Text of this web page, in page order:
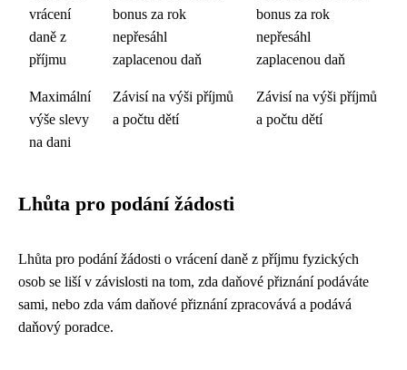
vrácení
daně z
příjmu
bonus za rok
nepřesáhl
zaplacenou daň
bonus za rok
nepřesáhl
zaplacenou daň
Maximální
výše slevy
na dani
Závisí na výši příjmů
a počtu dětí
Závisí na výši příjmů
a počtu dětí
Lhůta pro podání žádosti
Lhůta pro podání žádosti o vrácení daně z příjmu fyzických
osob se liší v závislosti na tom, zda daňové přiznání podáváte
sami, nebo zda vám daňové přiznání zpracovává a podává
daňový poradce.